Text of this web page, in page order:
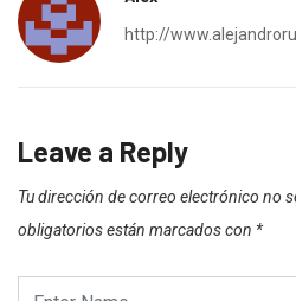
http://
Leave a Reply
Tu dirección de correo electrónico no
obligatorios están marcados con *